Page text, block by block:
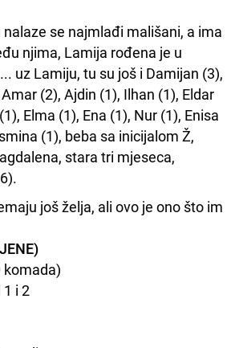
nalaze se najmlađi mališani, a ima
njima, Lamija rođena je u
uz Lamiju, tu su još i Damijan (3),
(2), Ajdin (1), Ilhan (1), Eldar
Elma (1), Ena (1), Nur (1), Enisa
(1), beba sa inicijalom Ž,
stara tri mjeseca,
još želja, ali ovo je ono što im
komada)
i 2